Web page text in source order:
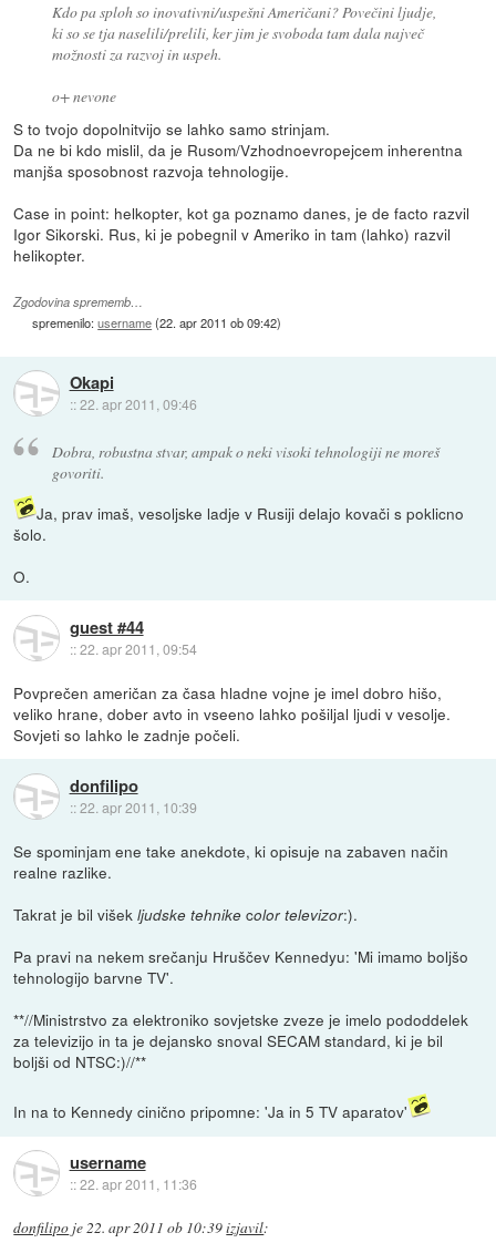
Kdo pa sploh so inovativni/uspešni Američani? Povečini ljudje,
ki so se tja naselili/prelili, ker jim je svoboda tam dala največ
možnosti za razvoj in uspeh.
o+ nevone
S to tvojo dopolnitvijo se lahko samo strinjam.
Da ne bi kdo mislil, da je Rusom/Vzhodnoevropejcem inherentna
manjša sposobnost razvoja tehnologije.
Case in point: helkopter, kot ga poznamo danes, je de facto razvil
Igor Sikorski. Rus, ki je pobegnil v Ameriko in tam (lahko) razvil
helikopter.
Zgodovina sprememb…
spremenilo:username(22. apr 2011 ob 09:42)
Okapi
::22. apr 2011, 09:46
Dobra, robustna stvar, ampak o neki visoki tehnologiji ne moreš
govoriti.
Ja, prav imaš, vesoljske ladje v Rusiji delajo kovači s poklicno
šolo.
O.
guest #44
::22. apr 2011, 09:54
Povprečen američan za časa hladne vojne je imel dobro hišo,
veliko hrane, dober avto in vseeno lahko pošiljal ljudi v vesolje.
Sovjeti so lahko le zadnje počeli.
donfilipo
::22. apr 2011, 10:39
Se spominjam ene take anekdote, ki opisuje na zabaven način
realne razlike.
Takrat je bil višekljudske tehnike color televizor:).
Pa pravi na nekem srečanju Hruščev Kennedyu: 'Mi imamo boljšo
tehnologijo barvne TV'.
**//Ministrstvo za elektroniko sovjetske zveze je imelo pododdelek
za televizijo in ta je dejansko snoval SECAM standard, ki je bil
boljši od NTSC:)//**
In na to Kennedy cinično pripomne: 'Ja in 5 TV aparatov'
username
::22. apr 2011, 11:36
donfilipo je22. apr 2011 ob 10:39izjavil: